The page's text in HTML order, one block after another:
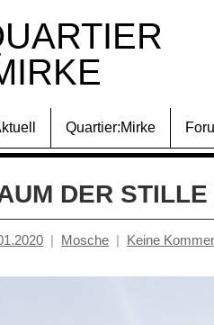
Quartier:Mirke
DER
Mosche Keine